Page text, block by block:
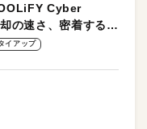
Cyber
の速さ、密着する冷
な操作性がグッド！
イアップ